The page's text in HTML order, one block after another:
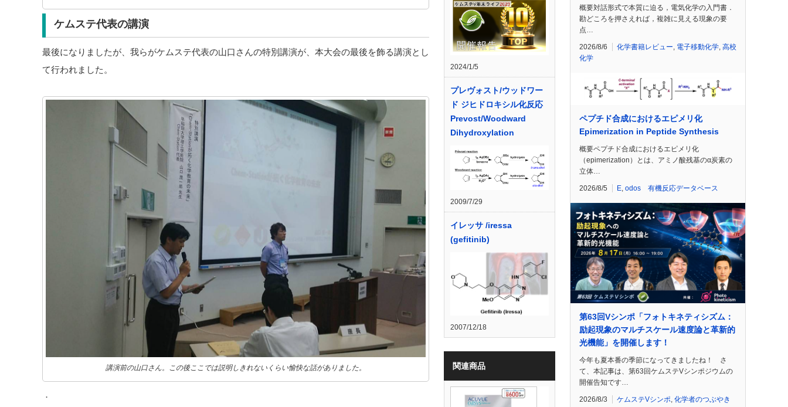
ケムステ代表の講演
最後になりましたが、我らがケムステ代表の山口さんの特別講演が、本大会の最後を飾る講演とし
て行われました。
講演前の山口さん。この後ここでは説明しきれないくらい愉快な話がありました。
．
2024/1/5
プレヴォスト/ウッドワー
ド ジヒドロキシル化反応
Prevost/Woodward
Dihydroxylation
2009/7/29
イレッサ /iressa
(gefitinib)
2007/12/18
関連商品
概要対話形式で本質に迫る，電気化学の入門書．
勘どころを押さえれば，複雑に見える現象の要
点…
2026/8/6 化学書籍レビュー 電子移動化学 高校
化学
ペプチド合成におけるエピメリ化
Epimerization in Peptide Synthesis
概要ペプチド合成におけるエピメリ化
（epimerization）とは、アミノ酸残基のα炭素の
立体…
2026/8/5 E odos 有機反応データベース
第63回Vシンポ「フォトキネティシズム：
励起現象のマルチスケール速度論と革新的
光機能」を開催します！
今年も夏本番の季節になってきましたね！ さ
て、本記事は、第63回ケムステVシンポジウムの
開催告知です…
2026/8/3 ケムステVシンポ, 化学者のつぶやき